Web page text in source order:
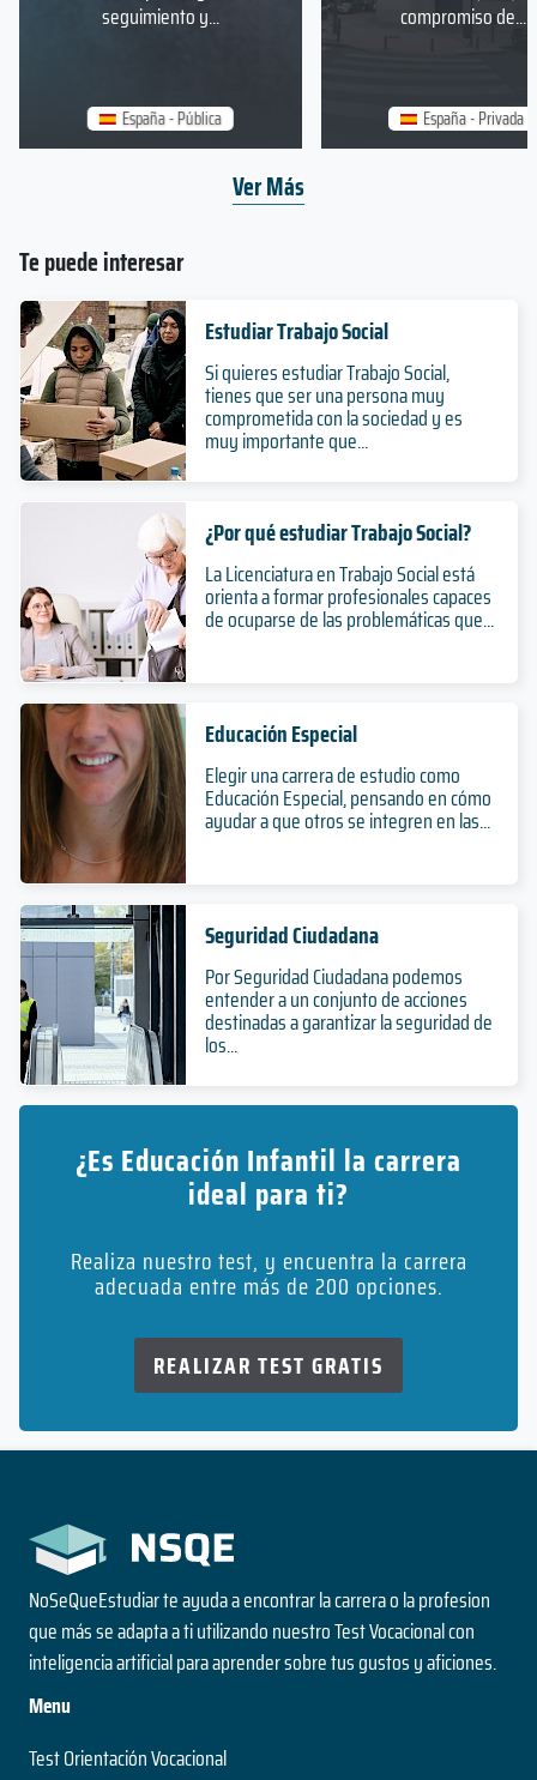
Te puede interesar
Estudiar Trabajo Social
Si quieres estudiar Trabajo Social,
tienes que ser una persona muy
comprometida con la sociedad y es
muy importante que...
¿Por qué estudiar Trabajo Social?
La Licenciatura en Trabajo Social está
orienta a formar profesionales capaces
de ocuparse de las problemáticas que...
Educación Especial
Elegir una carrera de estudio como
Educación Especial, pensando en cómo
ayudar a que otros se integren en las...
Seguridad Ciudadana
Por Seguridad Ciudadana podemos
entender a un conjunto de acciones
destinadas a garantizar la seguridad de
los...
¿Es Educación Infantil la carrera
ideal para ti?
Realiza nuestro test, y encuentra la carrera
adecuada entre más de 200 opciones.
REALIZAR TEST GRATIS
España - Pública
seguimiento y...
España - Privada
compromiso de...
Ver Más
NoSeQueEstudiar te ayuda a encontrar la carrera o la profesion
que más se adapta a ti utilizando nuestro Test Vocacional con
inteligencia artificial para aprender sobre tus gustos y aficiones.
Menu
Test Orientación Vocacional